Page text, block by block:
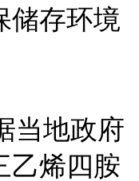
储存环境
当地政府
乙烯四胺